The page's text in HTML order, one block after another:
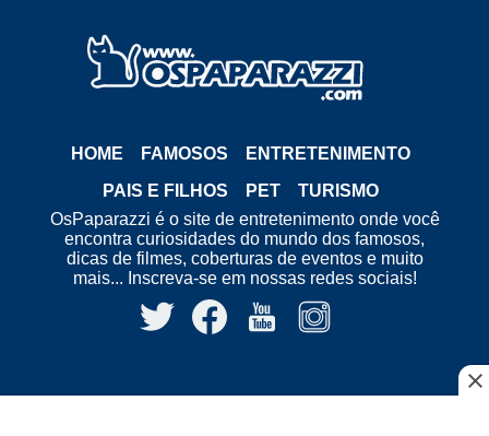
HOME FAMOSOS
ENTRETENIMENTO
PAIS E FILHOS
PET
TURISMO
OsPaparazzi é o site de entretenimento onde você
encontra curiosidades do mundo dos famosos,
dicas de filmes, coberturas de eventos e muito
mais... Inscreva-se em nossas redes sociais!